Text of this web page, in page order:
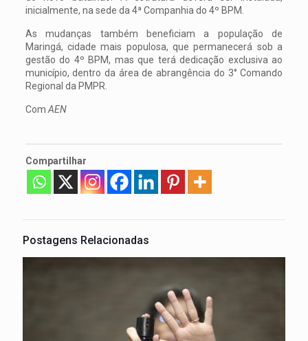
inicialmente, na sede da 4ª Companhia do 4º BPM.
As mudanças também beneficiam a população de
Maringá, cidade mais populosa, que permanecerá sob a
gestão do 4º BPM, mas que terá dedicação exclusiva ao
município, dentro da área de abrangência do 3° Comando
Regional da PMPR.
Com AEN
Compartilhar
Postagens Relacionadas